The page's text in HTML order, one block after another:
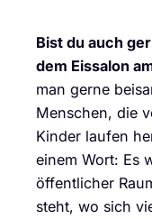
Bist du auch
dem Eissalon
man gerne
Menschen, die
Kinder laufen
einem Wort: Es
öffentlicher
steht, wo sich